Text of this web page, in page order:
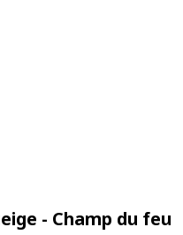
- Champ du feu